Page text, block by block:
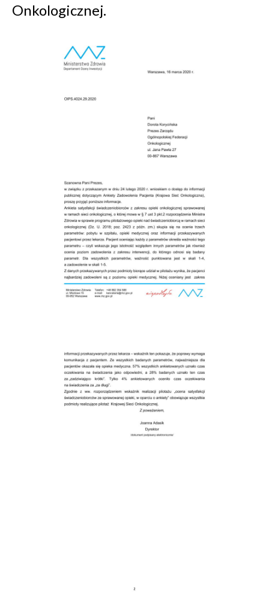
Onkologicznej.